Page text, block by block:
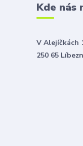
Kde nás
V Alejíčkách
250 65